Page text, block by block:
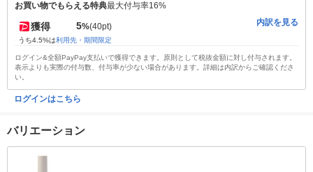
お買い物でもらえる特典最大付与率16%
獲得 5%(40pt)
うち4.5%は利用先・期間限定
内訳を見る
ログイン&全額PayPay支払いで獲得できます。原則として税抜金額に対し付与されます。
表示よりも実際の付与数、付与率が少ない場合があります。詳細は内訳からご確認くださ
い。
ログインはこちら
バリエーション